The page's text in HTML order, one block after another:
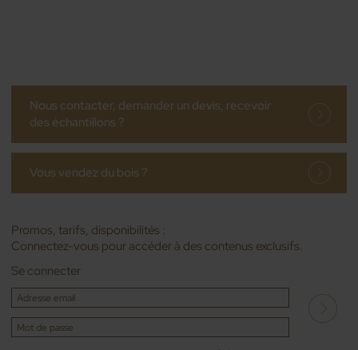
Nous contacter, demander un devis, recevoir
des échantillons ?
Vous vendez du bois ?
Promos, tarifs, disponibilités :
Connectez-vous pour accéder à des contenus exclusifs.
Se connecter